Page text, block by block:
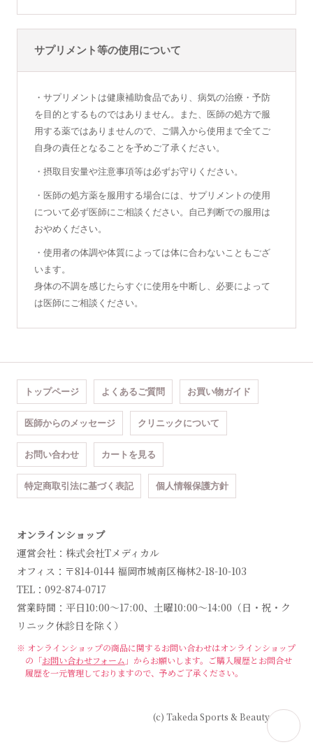
サプリメント等の使用について
・サプリメントは健康補助食品であり、病気の治療・予防
を目的とするものではありません。また、医師の処方で服
用する薬ではありませんので、ご購入から使用まで全てご
自身の責任となることを予めご了承ください。
・摂取目安量や注意事項等は必ずお守りください。
・医師の処方薬を服用する場合には、サプリメントの使用
について必ず医師にご相談ください。自己判断での服用は
おやめください。
・使用者の体調や体質によっては体に合わないこともござ
います。
身体の不調を感じたらすぐに使用を中断し、必要によって
は医師にご相談ください。
トップページ よくあるご質問 お買い物ガイド
医師からのメッセージ クリニックについて
お問い合わせ カートを見る
特定商取引法に基づく表記 個人情報保護方針
オンラインショップ
運営会社：株式会社Tメディカル
オフィス：〒814-0144 福岡市城南区梅林2-18-10-103
TEL：092-874-0717
営業時間：平日10:00～17:00、土曜10:00～14:00（日・祝・ク
リニック休診日を除く）
※ オンラインショップの商品に関するお問い合わせはオンラインショップ
の「お問い合わせフォーム 」からお願いします。 ご購入履歴とお問合せ
履歴を一元管理しておりますので、予めご了承ください。
(c) Takeda Sports & Beauty Clinic